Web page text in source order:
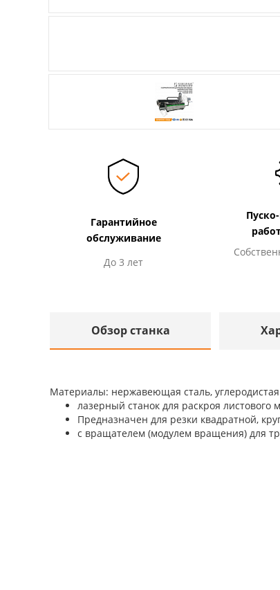
Гарантийное
обслуживание
До 3 лет
Обзор станка
Материалы: нержавеющая сталь,
лазерный станок для раскроя
Предназначен для резки квадратной,
с вращателем (модулем вращения) для